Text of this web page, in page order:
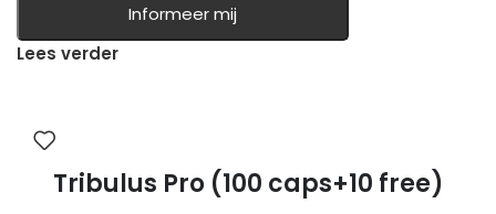
Informeer mij
Lees verder
Tribulus Pro (100 caps+10 free)